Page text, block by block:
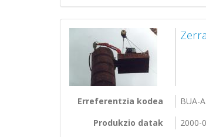
Erreferentzia kodea
BUA-
Produkzio datak
2000-